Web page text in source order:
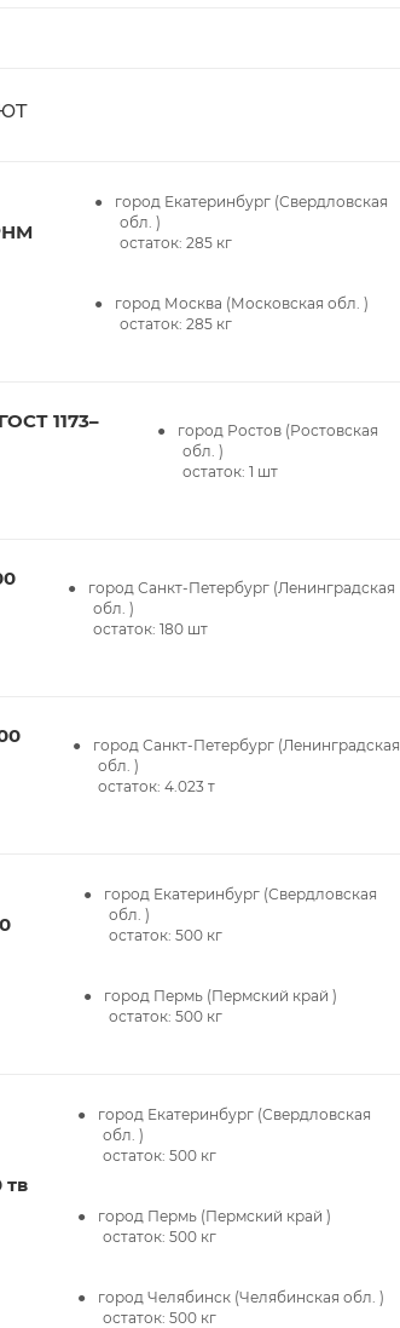
город Екатеринбург (Свердловская
обл. )
остаток:285 кг
город Москва (Московская обл. )
остаток:285 кг
1173–
город Ростов (Ростовская
обл. )
остаток:1 шт
город Санкт-Петербург (Ленинградская
обл. )
остаток:180 шт
город Санкт-Петербург (Ленинградская
обл. )
остаток:4.023 т
город Екатеринбург (Свердловская
обл. )
остаток: 500 кг
город Пермь (Пермский край )
остаток: 500 кг
тв
город Екатеринбург (Свердловская
обл. )
остаток:500 кг
город Пермь (Пермский край )
остаток:500 кг
город Челябинск (Челябинская обл. )
остаток:500 кг